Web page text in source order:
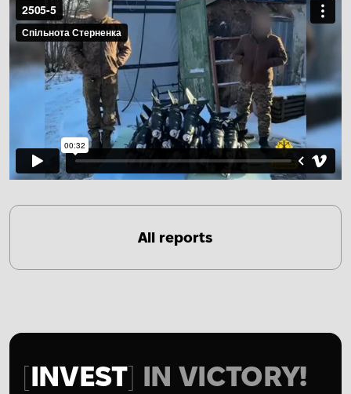
All reports
INVEST IN VICTORY!